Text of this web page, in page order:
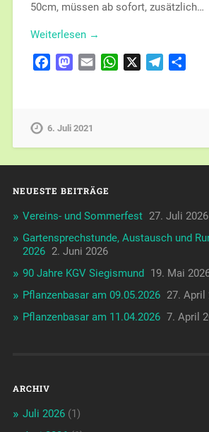
50cm, müssen ab sofort, zusätzlich…
Weiterlesen →
FacebookMastodon
Email WhatsApp Telegram
6. Juli 2021
NEUESTE BEITRÄGE
Vereins- und Sommerfest 27. Juli 2026
Gartensprechstunde, Austausch und
2026 2. Juni 2026
90 Jahre KGV Siegismund 19. Mai
Pflanzenbasar am 09.05.2026 27. April
Pflanzenbasar am 11.04.2026 7. April
ARCHIV
Juli 2026(1)